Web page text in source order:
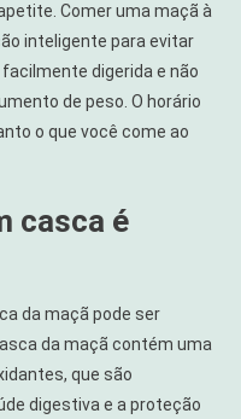
Comer uma maçã à
inteligente para evitar
digerida e não
de peso. O horário
o que você come ao
casca é
da maçã pode ser
da maçã contém uma
que são
digestiva e a proteção